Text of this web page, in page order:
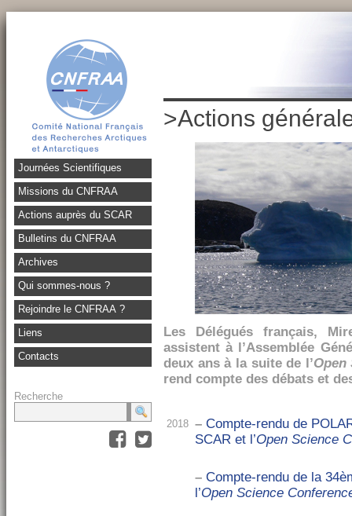
Journées Scientifiques
Missions du CNFRAA
Actions auprès du SCAR
Bulletins du CNFRAA
Archives
Qui sommes-nous ?
Rejoindre le CNFRAA ?
Liens
Contacts
Recherche
>Actions
Les Délégués français,
assistent à l’Assemblée
deux ans à la suite de l’Open
rend compte des débats et
2018 – Compte-rendu de
SCAR et l’Open Science
– Compte-rendu de la
l’Open Science